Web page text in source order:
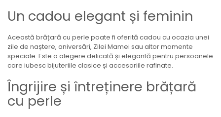
Un cadou elegant și feminin
Această brățară cu perle poate fi oferită cadou cu ocazia unei
zile de naștere, aniversări, Zilei Mamei sau altor momente
speciale. Este o alegere delicată și elegantă pentru persoanele
care iubesc bijuteriile clasice și accesoriile rafinate.
Îngrijire și întreținere brățară
cu perle